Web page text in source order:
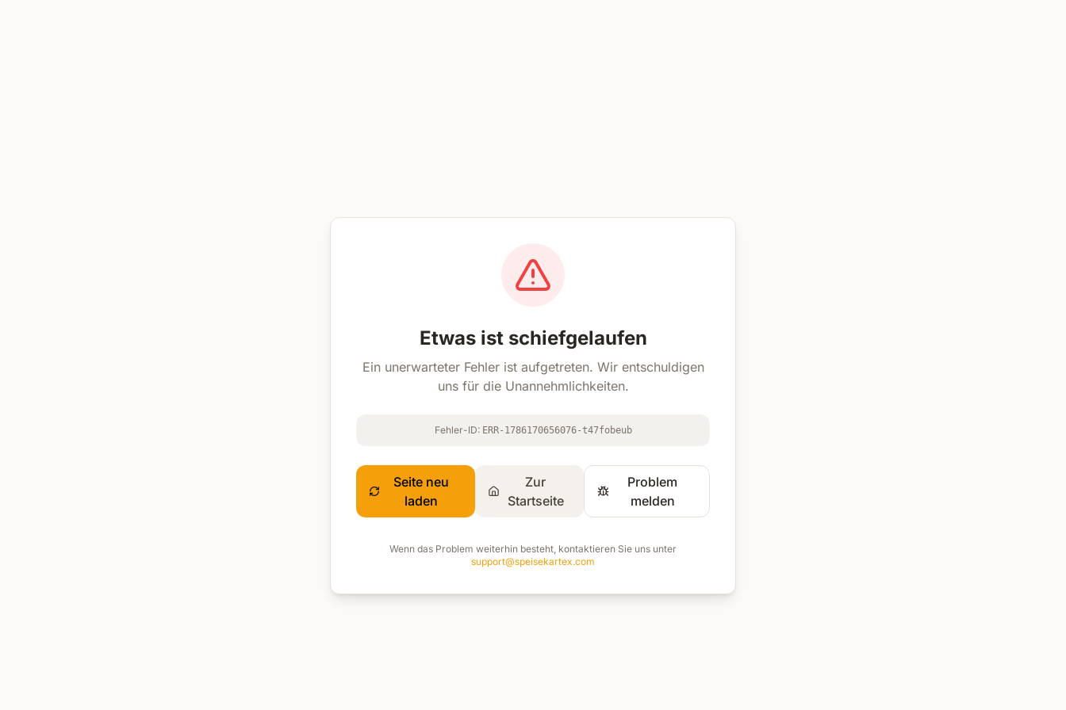
Etwas ist schiefgelaufen
Ein unerwarteter Fehler ist aufgetreten. Wir entschuldigen
uns für die Unannehmlichkeiten.
Fehler-ID: ERR-1786170656076-t47fobeub
Seite neu
laden
Zur
Startseite
Problem
melden
Wenn das Problem weiterhin besteht, kontaktieren Sie uns unter
support@speisekartex.com